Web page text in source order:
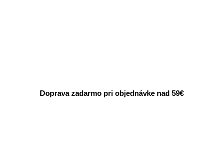
Doprava zadarmo pri objednávke nad 59€